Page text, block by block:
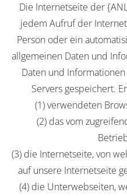
Die Internetseite der
jedem Aufruf der
Person oder ein
allgemeinen Daten und
Daten und
Servers gespeichert.
(1) verwendeten
(2) das vom
(3) die Internetseite, von
auf unsere Internetseite
(4) die Unterwebseiten,